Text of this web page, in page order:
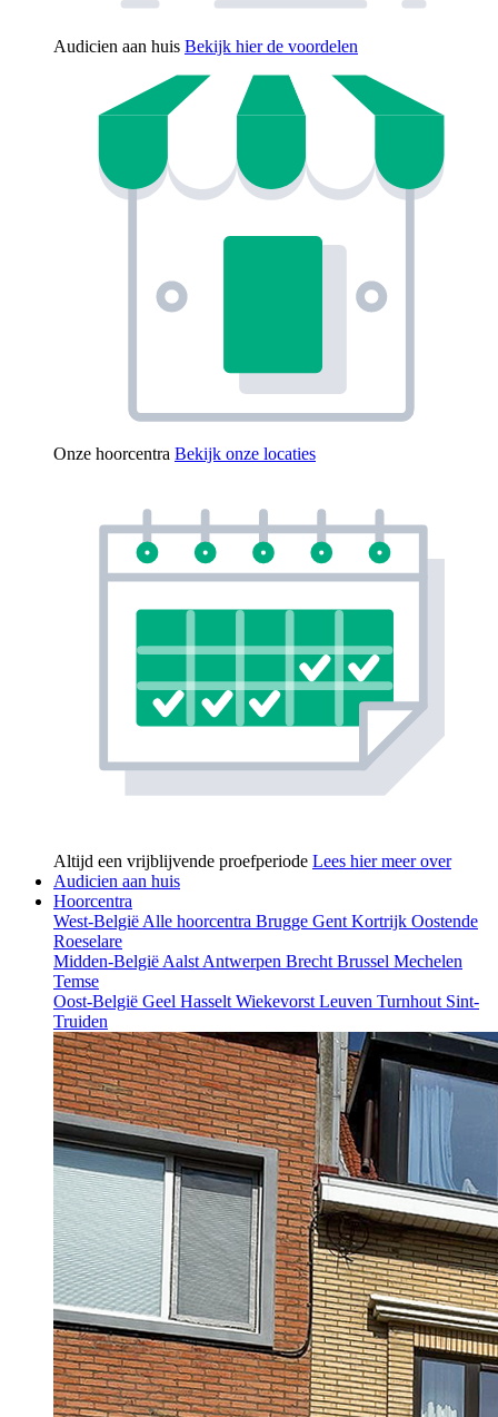
Audicien aan huis Bekijk hier de voordelen
Onze hoorcentra Bekijk onze locaties
Altijd een vrijblijvende proefperiode Lees hier meer over
Audicien aan huis
Hoorcentra
West-België Alle hoorcentra Brugge Gent Kortrijk Oostende
Roeselare
Midden-België Aalst Antwerpen Brecht Brussel Mechelen
Temse
Oost-België Geel Hasselt Wiekevorst Leuven Turnhout Sint-
Truiden